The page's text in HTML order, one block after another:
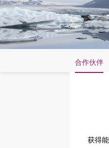
合作伙伴
获得